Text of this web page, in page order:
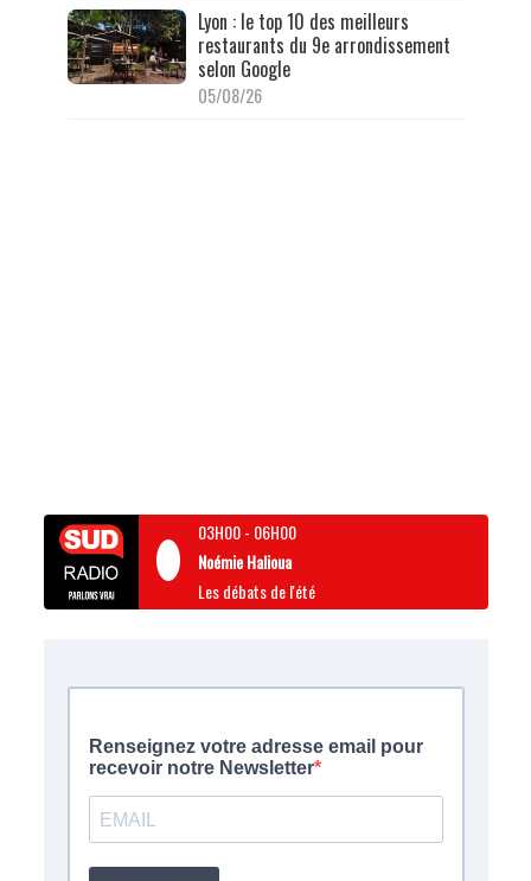
Lyon : le top 10 des meilleurs
restaurants du 9e arrondissement
selon Google
05/08/26
03H00- 06H00
Noémie Halioua
Les débats de l'été